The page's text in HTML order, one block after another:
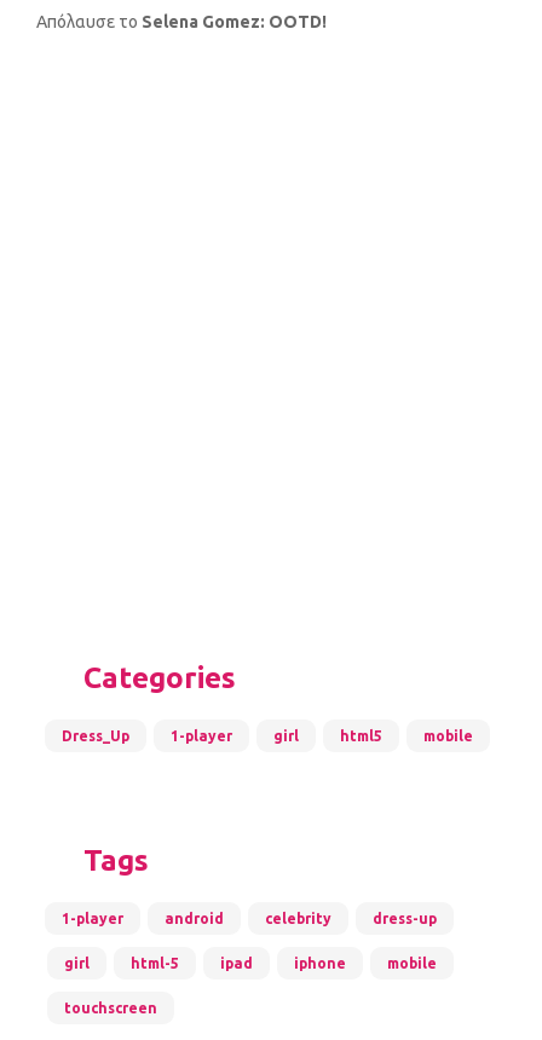
Απόλαυσε το Selena Gomez: OOTD!
Categories
Dress_Up 1-player girl html5 mobile
Tags
1-player android celebrity dress-up
girl html-5 ipad iphone mobile
touchscreen